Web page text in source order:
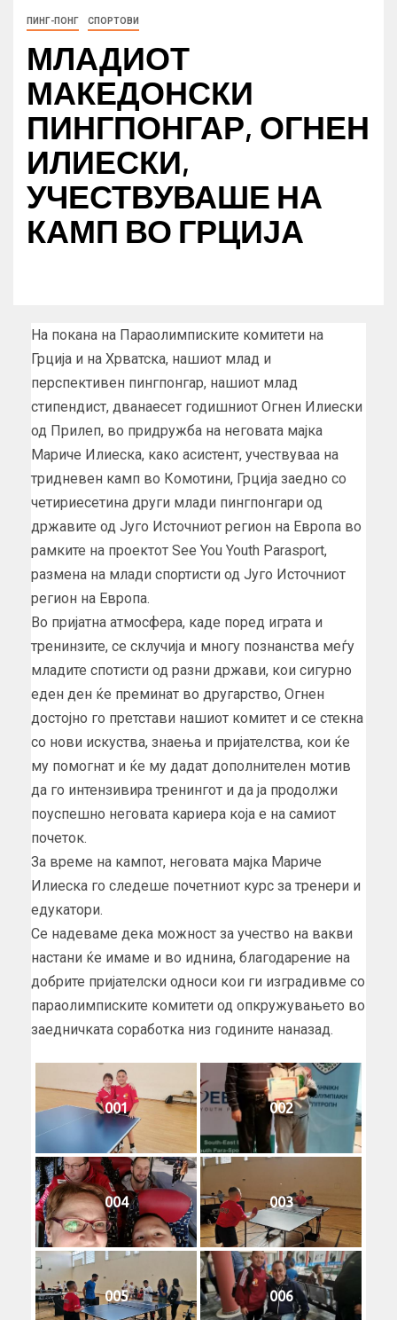
ПИНГ-ПОНГ СПОРТОВИ
МЛАДИОТ
МАКЕДОНСКИ
ПИНГПОНГАР, ОГНЕН
ИЛИЕСКИ,
УЧЕСТВУВАШЕ НА
КАМП ВО ГРЦИЈА
На покана на Параолимписките комитети на
Грција и на Хрватска, нашиот млад и
перспективен пингпонгар, нашиот млад
стипендист, дванаесет годишниот Огнен Илиески
од Прилеп, во придружба на неговата мајка
Мариче Илиеска, како асистент, учествуваа на
тридневен камп во Комотини, Грција заедно со
четириесетина други млади пингпонгари од
државите од Југо Источниот регион на Европа во
рамките на проектот See You Youth Parasport,
размена на млади спортисти од Југо Источниот
регион на Европа.
Во пријатна атмосфера, каде поред играта и
тренинзите, се склучија и многу познанства меѓу
младите спотисти од разни држави, кои сигурно
еден ден ќе преминат во другарство, Огнен
достојно го претстави нашиот комитет и се стекна
со нови искуства, знаења и пријателства, кои ќе
му помогнат и ќе му дадат дополнителен мотив
да го интензивира тренингот и да ја продолжи
поуспешно неговата кариера која е на самиот
почеток.
За време на кампот, неговата мајка Мариче
Илиеска го следеше почетниот курс за тренери и
едукатори.
Се надеваме дека можност за учество на вакви
настани ќе имаме и во иднина, благодарение на
добрите пријателски односи кои ги изградивме со
параолимписките комитети од опкружувањето во
заедничката соработка низ годините наназад.
001 002
004 003
005 006